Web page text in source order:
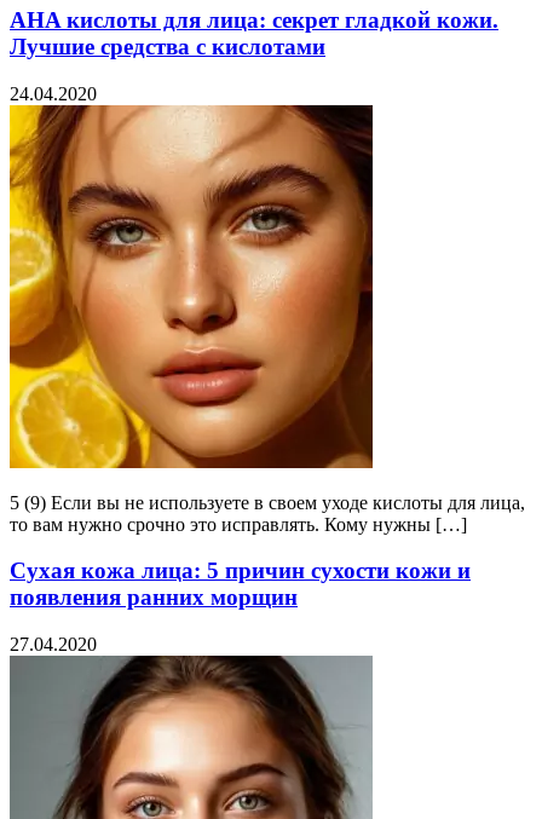
AHA кислоты для лица: секрет гладкой кожи.
Лучшие средства с кислотами
24.04.2020
5 (9) Если вы не используете в своем уходе кислоты для лица,
то вам нужно срочно это исправлять. Кому нужны […]
Сухая кожа лица: 5 причин сухости кожи и
появления ранних морщин
27.04.2020